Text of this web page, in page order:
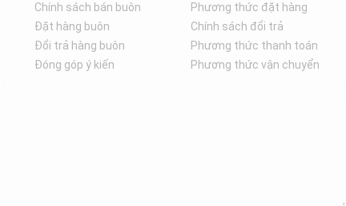
Chính sách bán buôn
Đặt hàng buôn
Đổi trả hàng buôn
Đóng góp ý kiến
Phương thức đặt hàng
Chính sách đổi trả
Phương thức thanh toán
Phương thức vận chuyển